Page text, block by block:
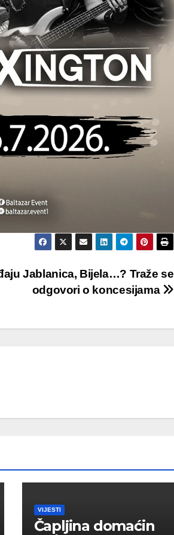
Jablanica, Bijela…? Traže se
odgovori o koncesijama
VIJESTI
Čapljina domaćin